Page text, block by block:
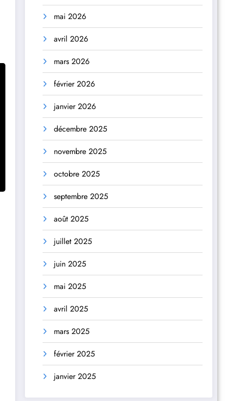
mai 2026
avril 2026
mars 2026
février 2026
janvier 2026
décembre 2025
novembre 2025
octobre 2025
septembre 2025
août 2025
juillet 2025
juin 2025
mai 2025
avril 2025
mars 2025
février 2025
janvier 2025